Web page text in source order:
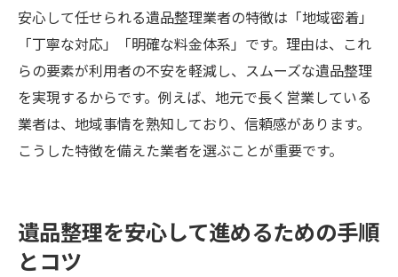
安心して任せられる遺品整理業者の特徴は「地域密着」
「丁寧な対応」「明確な料金体系」です。理由は、これ
らの要素が利用者の不安を軽減し、スムーズな遺品整理
を実現するからです。例えば、地元で長く営業している
業者は、地域事情を熟知しており、信頼感があります。
こうした特徴を備えた業者を選ぶことが重要です。
遺品整理を安心して進めるための手順
とコツ